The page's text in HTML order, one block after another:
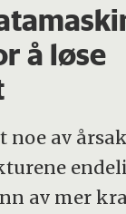
å løse
noe av
av mer